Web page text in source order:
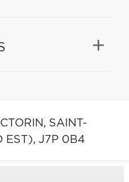
SAINT-
EST), J7P 0B4